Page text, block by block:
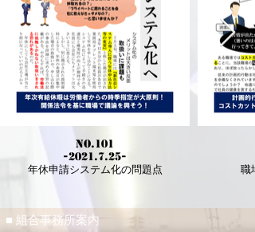
No.101
-2021.7.25-
年休申請システム化の問題点
職
■ 組合事務所案内